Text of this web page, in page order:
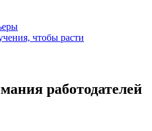
чтобы расти
работодателей